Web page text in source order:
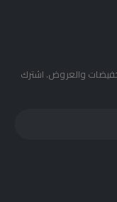
والعروض. اشترك